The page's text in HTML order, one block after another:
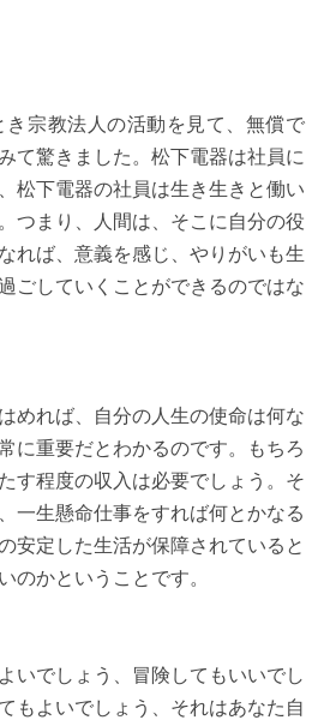
宗教法人の活動を見て、無償で
て驚きました。松下電器は社員に
松下電器の社員は生き生きと働い
つまり、人間は、そこに自分の役
れば、意義を感じ、やりがいも生
ごしていくことができるのではな
めれば、自分の人生の使命は何な
に重要だとわかるのです。もちろ
す程度の収入は必要でしょう。そ
一生懸命仕事をすれば何とかなる
安定した生活が保障されていると
のかということです。
いでしょう、冒険してもいいでし
もよいでしょう、それはあなた自